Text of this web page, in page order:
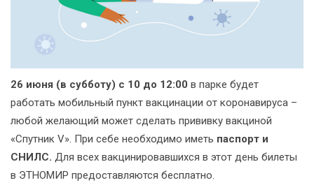
26 июня (в субботу) с 10 до 12:00 в парке будет
работать мобильный пункт вакцинации от коронавируса –
любой желающий может сделать прививку вакциной
«Спутник V». При себе необходимо иметь паспорт и
СНИЛС. Для всех вакцинировавшихся в этот день билеты
в ЭТНОМИР предоставляются бесплатно.